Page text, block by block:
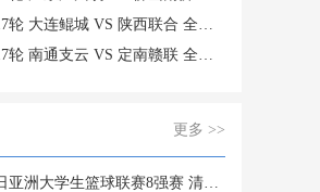
大连鲲城 VS 陕西联合 全场录像
南通支云 VS 定南赣联 全场录像
更多 >>
球联赛8强赛 清华大学 85 - 81 菲律宾大学 集锦